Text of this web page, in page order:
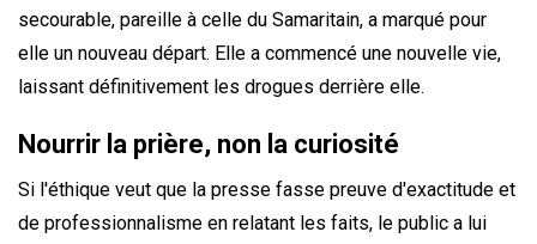
secourable, pareille à celle du Samaritain, a marqué pour
elle un nouveau départ. Elle a commencé une nouvelle vie,
laissant définitivement les drogues derrière elle.
Nourrir la prière, non la curiosité
Si l'éthique veut que la presse fasse preuve d'exactitude et
de professionnalisme en relatant les faits, le public a lui